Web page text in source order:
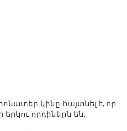
կինը հայտնել է, որ
որդիներն են: